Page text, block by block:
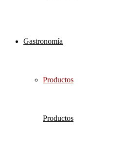
Gastronomía
Productos
Productos